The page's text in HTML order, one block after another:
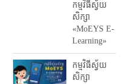
កម្មវិធី​ស្វ័យ
សិក្សា
«MoEYS E-
Learning»
កម្មវិធីស្វ័យ
សិក្សា